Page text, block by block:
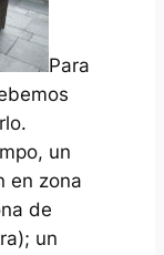
Para
un
en zona
de
un